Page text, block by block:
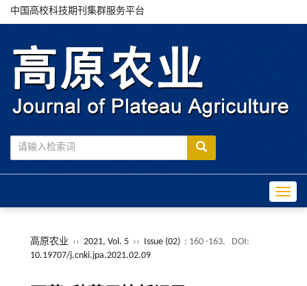
中国高校科技期刊集群服务平台
高原农业 ›› 2021, Vol. 5 ›› Issue (02) : 160 -163.
DOI:
10.19707/j.cnki.jpa.2021.02.09